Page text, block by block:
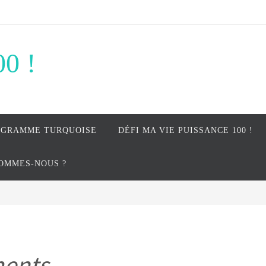
!
TURQUOISE DÉFI MA VIE PUISSANCE 100 !
NOUS ?